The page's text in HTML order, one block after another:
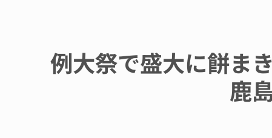
例大祭で盛大に餅ま
鹿